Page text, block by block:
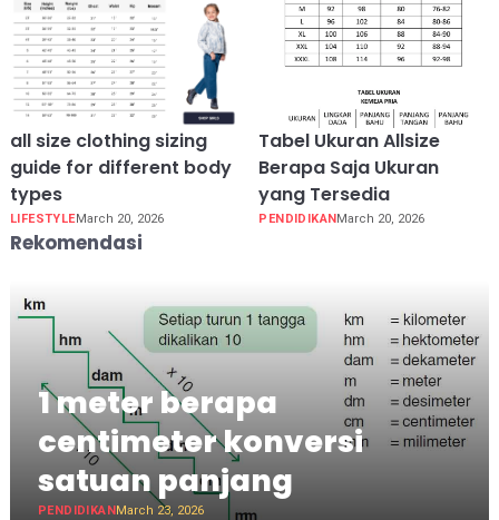
all size clothing sizing
guide for different body
types
LIFESTYLEMarch 20, 2026
Tabel Ukuran Allsize
Berapa Saja Ukuran
yang Tersedia
PENDIDIKAN March 20, 2026
Rekomendasi
1 meter berapa
centimeter konversi
satuan panjang
PENDIDIKAN March 23, 2026